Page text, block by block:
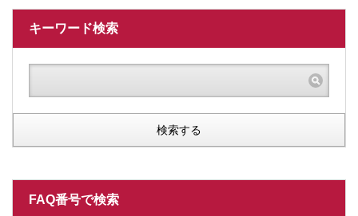
キーワード検索
検索する
FAQ番号で検索